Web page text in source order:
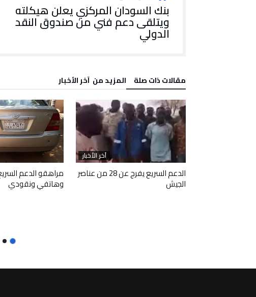
بنك السودان المركزي يعلن هيكلته
ويتلقى دعم فني من صندوق النقد
الدولي
‫مقالات ذات صلة‬ ‫المزيد من ‬ آخر الأخبار
آخر الأخبار
الدعم السريع يفرج عن 28 من عناصر
الجيش
مراهقو الدعم
وهاتفي ونقودي